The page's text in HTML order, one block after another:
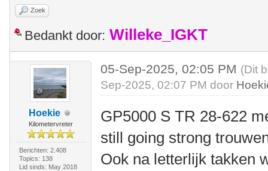
Zoek
Bedankt door: Willeke_IGKT
Hoekie
Kilometervreter
Berichten: 2.408
Topics: 138
Lid sinds: May 2018
05-Sep-2025, 02:05 PM (Dit
Sep-2025, 02:07 PM door
GP5000 S TR 28-622
still going strong
Ook na letterlijk takken